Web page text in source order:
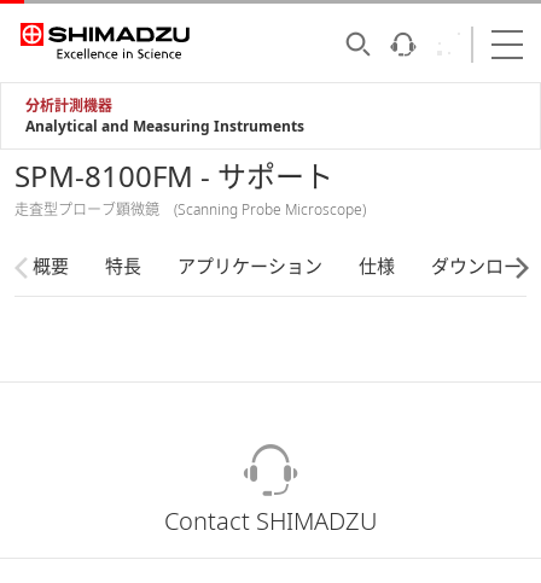
分析計測機器
Analytical and Measuring Instruments
SPM-8100FM - サポート
走査型プローブ顕微鏡 (Scanning Probe Microscope)
概要 特長 アプリケーション 仕様 ダウンロード
Contact SHIMADZU